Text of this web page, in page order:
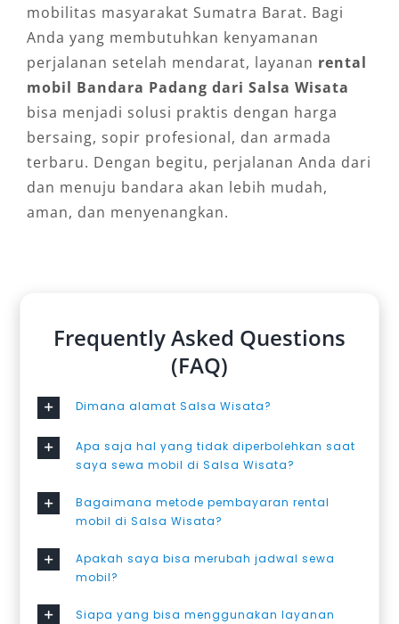
mobilitas masyarakat Sumatra Barat. Bagi
Anda yang membutuhkan kenyamanan
perjalanan setelah mendarat, layanan rental
mobil Bandara Padang dari Salsa Wisata
bisa menjadi solusi praktis dengan harga
bersaing, sopir profesional, dan armada
terbaru. Dengan begitu, perjalanan Anda dari
dan menuju bandara akan lebih mudah,
aman, dan menyenangkan.
Frequently Asked Questions
(FAQ)
Dimana alamat Salsa Wisata?
Apa saja hal yang tidak diperbolehkan saat
saya sewa mobil di Salsa Wisata?
Bagaimana metode pembayaran rental
mobil di Salsa Wisata?
Apakah saya bisa merubah jadwal sewa
mobil?
Siapa yang bisa menggunakan layanan